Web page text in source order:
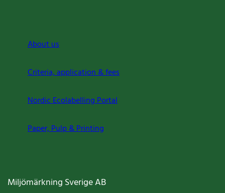
About us
Criteria, application & fees
Nordic Ecolabelling Portal
Paper, Pulp & Printing
Miljömärkning Sverige AB